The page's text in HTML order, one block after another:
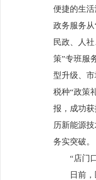
便捷的生
政务服务
民政、人
策”专班服
型升级、
税种“政策
报，成功
历新能源
务实突破。
“店门
日前